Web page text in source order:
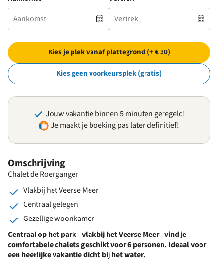
Omschrijving
Chalet de Roerganger
Vlakbij het Veerse Meer
Centraal gelegen
Gezellige woonkamer
Centraal op het park - vlakbij het Veerse Meer - vind je
comfortabele chalets geschikt voor 6 personen. Ideaal voor
een heerlijke vakantie dicht bij het water.
Kies je plek vanaf plattegrond (+ € 30)
Kies geen voorkeursplek (gratis)
Jouw vakantie binnen 5 minuten geregeld!
Je maakt je boeking pas later definitief!